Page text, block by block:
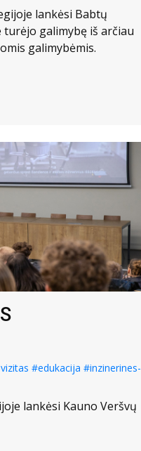
lankėsi Babtų
turėjo galimybę iš arčiau
galimybėmis.
#edukacija #inzinerines-
lankėsi Kauno Veršvų